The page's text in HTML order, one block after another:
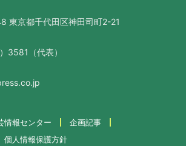
東京都千代田区神田司町2-21
3581（代表）
情報センター
企画記事
個人情報保護方針